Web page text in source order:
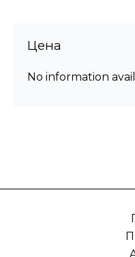
Цена
No information